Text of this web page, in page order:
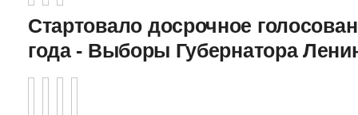
Стартовало досрочное
года - Выборы Губернатора